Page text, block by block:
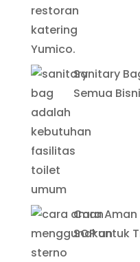
Sanitary
Semua
Cara
SOP untuk